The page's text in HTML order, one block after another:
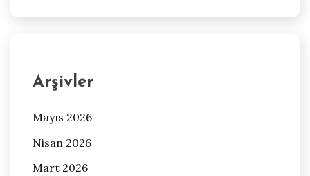
Arşivler
Mayıs 2026
Nisan 2026
Mart 2026